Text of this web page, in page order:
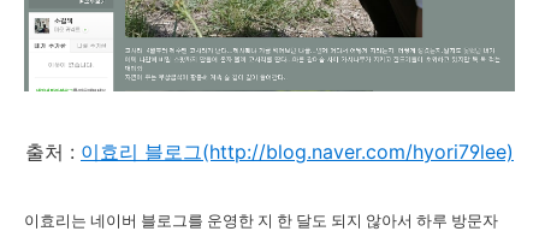
출처 : 이효리 블로그(http://blog.naver.com/hyori79lee)
이효리는 네이버 블로그를 운영한 지 한 달도 되지 않아서 하루 방문자